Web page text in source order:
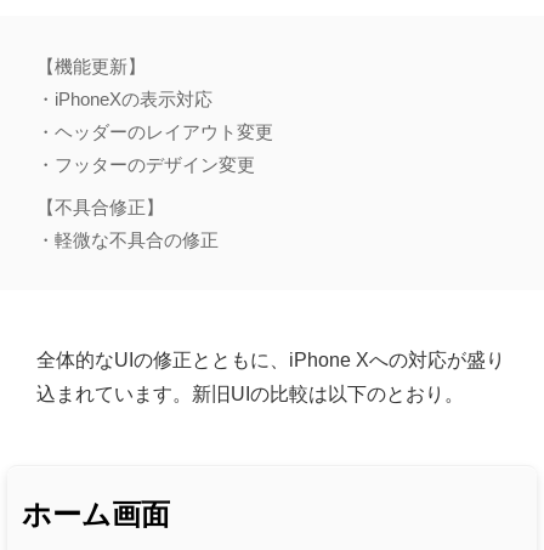
【機能更新】
・iPhoneXの表示対応
・ヘッダーのレイアウト変更
・フッターのデザイン変更
【不具合修正】
・軽微な不具合の修正
全体的なUIの修正とともに、iPhone Xへの対応が盛り
込まれています。新旧UIの比較は以下のとおり。
ホーム画面